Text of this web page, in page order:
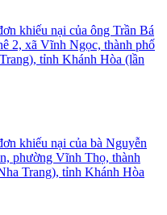
khiếu nại của ông Trần Bá
2, xã Vĩnh Ngọc, thành phố
tỉnh Khánh Hòa (lần
khiếu nại của bà Nguyễn
phường Vĩnh Thọ, thành
Trang), tỉnh Khánh Hòa